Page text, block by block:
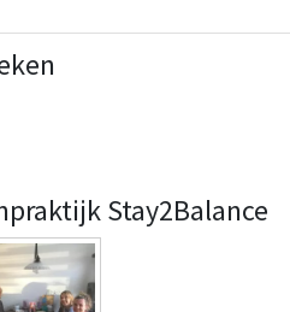
Stay2Balance